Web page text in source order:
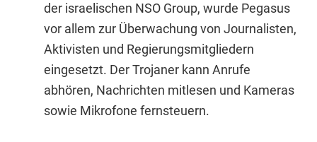
der israelischen NSO Group, wurde Pegasus
vor allem zur Überwachung von Journalisten,
Aktivisten und Regierungsmitgliedern
eingesetzt. Der Trojaner kann Anrufe
abhören, Nachrichten mitlesen und Kameras
sowie Mikrofone fernsteuern.